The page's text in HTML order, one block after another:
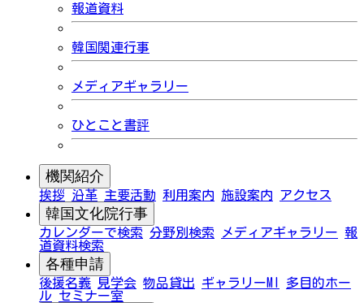
報道資料
韓国関連行事
メディアギャラリー
ひとこと書評
機関紹介
挨拶 沿革 主要活動 利用案内 施設案内 アクセス
韓国文化院行事
カレンダーで検索 分野別検索 メディアギャラリー 報
道資料検索
各種申請
後援名義 見学会 物品貸出 ギャラリーMI
多目的ホー
ル セミナー室